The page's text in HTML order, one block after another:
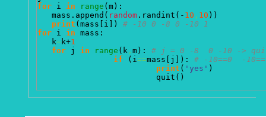
for i in range ( m ) :
   mass.
append ( random . randint ( - 10 , 10 ) )
print ( mass i )
# -10 0 -8 0 -10 1
for i in mass:
   k
=k+1
for j in range ( k , m ) : # j = 0 -8  0 -10 ->
if
( i==mass j ) : # -10==0  -
print ( 'yes' )
                         quit
( )